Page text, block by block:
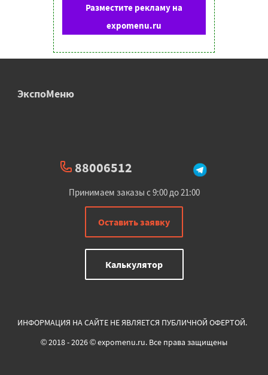
Разместите рекламу на
expomenu.ru
ЭкспоМеню
88006512
Принимаем заказы с 9:00 до 21:00
Оставить заявку
Калькулятор
ИНФОРМАЦИЯ НА САЙТЕ НЕ ЯВЛЯЕТСЯ ПУБЛИЧНОЙ ОФЕРТОЙ.
© 2018 - 2026 © expomenu.ru. Все права защищены